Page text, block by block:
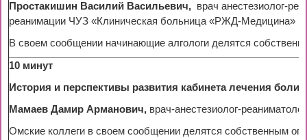
Простакишин Василий Васильевич, врач анестезиолог-
реанимации ЧУЗ «Клиническая больница «РЖД-Медицина»
В своем сообщении начинающие алгологи делятся
10 минут
История и перспективы развития кабинета лечения
Мамаев Дамир Арманович, врач-анестезиолог-
Омские коллеги в своем сообщении делятся собственным